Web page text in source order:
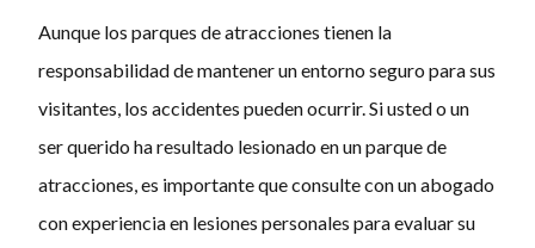
Aunque los parques de atracciones tienen la
responsabilidad de mantener un entorno seguro para sus
visitantes, los accidentes pueden ocurrir. Si usted o un
ser querido ha resultado lesionado en un parque de
atracciones, es importante que consulte con un abogado
con experiencia en lesiones personales para evaluar su